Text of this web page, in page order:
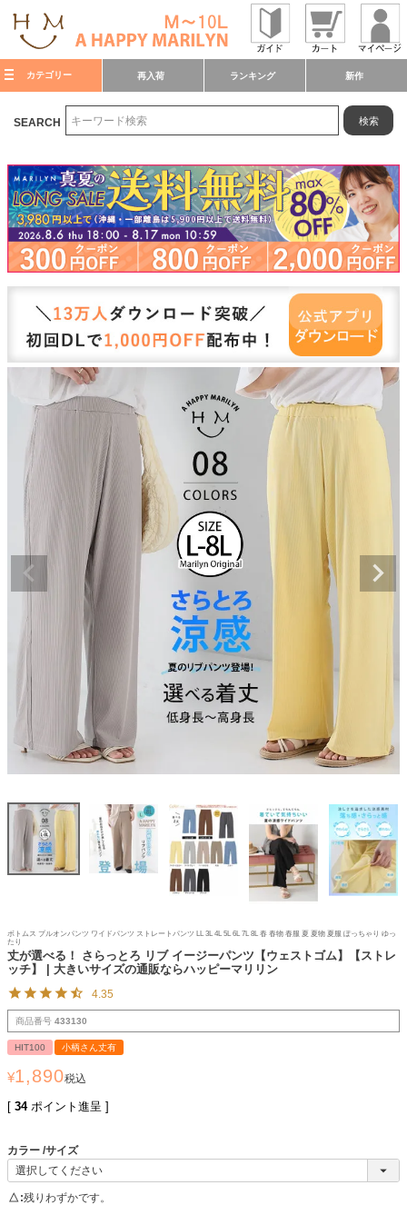
カテゴリー 再入荷 ランキング 新作
SEARCH 検索
ボトムス プルオンパンツ ワイドパンツ ストレートパンツ LL 3L 4L 5L 6L 7L 8L 春 春物 春服 夏 夏物 夏服 ぽっちゃり ゆっ
たり
丈が選べる！ さらっとろ リブ イージーパンツ【ウェストゴム】【ストレ
ッチ】 | 大きいサイズの通販ならハッピーマリリン
4.35
商品番号 433130
HIT100 小柄さん丈有
¥1,890税込
[ 34 ポイント進呈 ]
カラー サイズ
△ 残りわずかです。